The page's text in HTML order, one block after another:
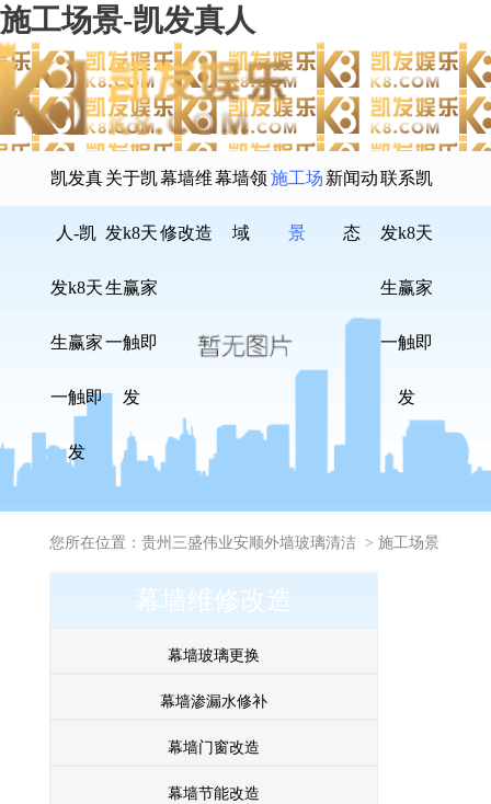
施工场景-凯发真人
凯发真
人-凯
发k8天
生赢家
一触即
发
关于凯
发k8天
生赢家
一触即
发
幕墙维
修改造
幕墙领
域
施工场
景
新闻动
态
联系凯
发k8天
生赢家
一触即
发
您所在位置： 贵州三盛伟业安顺外墙玻璃清洁> 施工场景
幕墙维修改造
幕墙玻璃更换
幕墙渗漏水修补
幕墙门窗改造
幕墙节能改造